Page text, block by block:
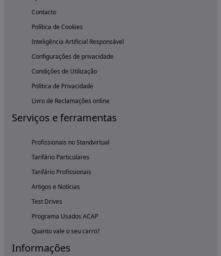
Contacto
Política de Cookies
Inteligência Artificial Responsável
Configurações de privacidade
Condições de Utilização
Política de Privacidade
Livro de Reclamações online
Serviços e ferramentas
Profissionais no Standvirtual
Tarifário Particulares
Tarifário Profissionais
Artigos e Notícias
Test Drives
Programa Usados ACAP
Quanto vale o seu carro?
Informações